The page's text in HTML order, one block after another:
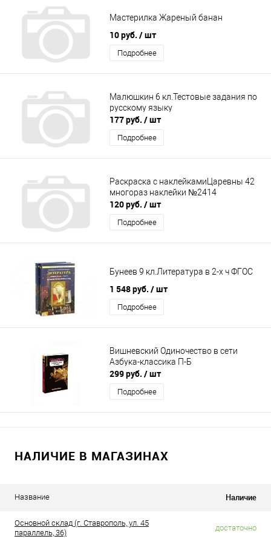
Мастерилка Жареный банан
10 руб. / шт
Подробнее
Малюшкин 6 кл.Тестовые задания по
русскому языку
177 руб. / шт
Подробнее
Раскраска с наклейкамиЦаревны 42
многораз наклейки №2414
120 руб. / шт
Подробнее
Бунеев 9 кл.Литература в 2-х ч ФГОС
1 548 руб. / шт
Подробнее
Вишневский Одиночество в сети
Азбука-классика П-Б
299 руб. / шт
Подробнее
НАЛИЧИЕ В МАГАЗИНАХ
Название Наличие
Основной склад (г. Ставрополь, ул. 45
параллель, 36)
достаточно